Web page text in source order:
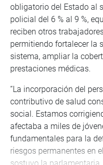
obligatorio del Estado al
policial del 6 % al 9 %,
reciben otros
permitiendo fortalecer la
sistema, ampliar la
prestaciones médicas.
“La incorporación del
contributivo de salud
social. Estamos
afectaba a miles de
fundamentales para la
riesgos permanentes en
sostuvo la parlamentaria.